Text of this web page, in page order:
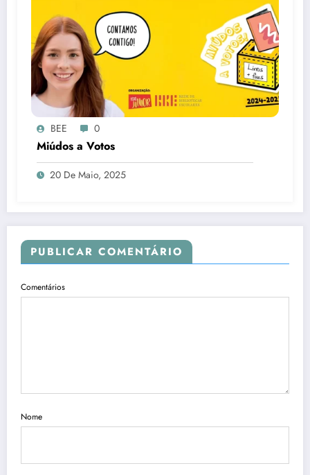
BEE 0
Miúdos a Votos
20 De Maio, 2025
PUBLICAR COMENTÁRIO
Comentários
Nome